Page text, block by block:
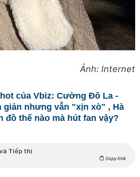
Ảnh: Internet
của Vbiz: Cường Đô La -
giản nhưng vẫn "xịn xò" , Hà
đồ thế nào mà hút fan vậy?
Tiếp thị
Copy link